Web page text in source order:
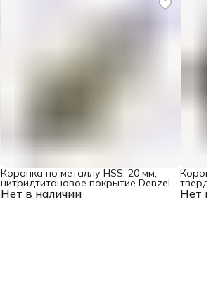
Нет в наличии
Коронка по металлу HSS, 20 мм,
нитридтитановое покрытие Denzel
Нет в